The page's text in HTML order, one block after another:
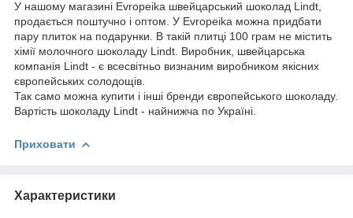
У нашому магазині Evropeika швейцарський шоколад Lindt,
продається поштучно і оптом. У Evropeika можна придбати
пару плиток на подарунки. В такій плитці 100 грам не містить
хімії молочного шоколаду Lindt. Виробник, швейцарська
компанія Lindt - є всесвітньо визнаним виробником якісних
європейських солодощів.
Так само можна купити і інші бренди європейського шоколаду.
Вартість шоколаду Lindt - найнижча по Україні.
Приховати
Характеристики